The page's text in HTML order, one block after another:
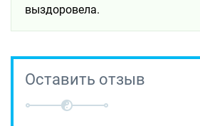
выздоровела.
Оставить отзыв